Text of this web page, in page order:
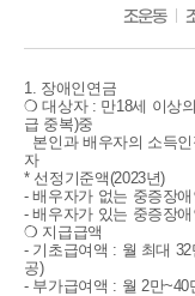
조운동
1. 장애인연금
❍ 대상자 : 만18세 이상
급 중복)중
본인과 배우자의 소득
자
* 선정기준액(2023년)
- 배우자가 없는 중증장애
- 배우자가 있는 중증장애
❍ 지급급액
- 기초급여액 : 월 최대 32
공)
- 부가급여액 : 월 2만~40